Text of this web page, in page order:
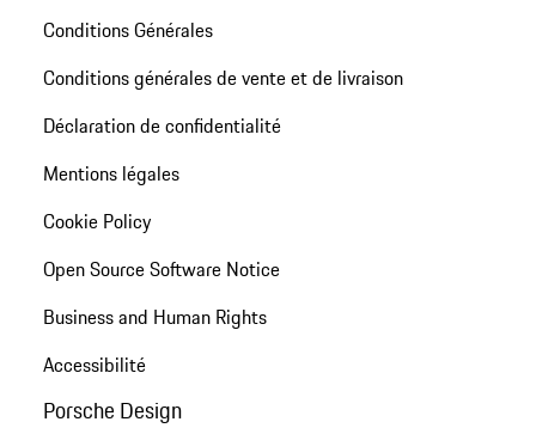
Conditions Générales
Conditions générales de vente et de livraison
Déclaration de confidentialité
Mentions légales
Cookie Policy
Open Source Software Notice
Business and Human Rights
Accessibilité
Porsche Design